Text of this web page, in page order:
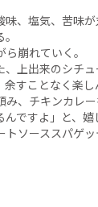
、塩気、苦味が
崩れていく。
上出来のシチュ
すことなく楽し
、チキンカレ
ですよ」と、嬉
ソーススパゲ